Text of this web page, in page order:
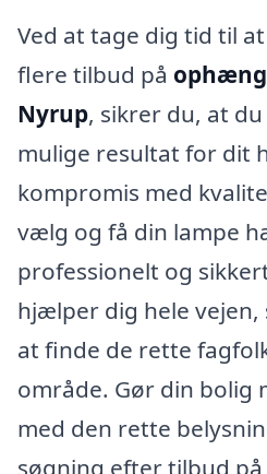
Ved at tage dig tid til
flere tilbud på
Nyrup, sikrer du, at
mulige resultat for dit
kompromis med
vælg og få din lampe
professionelt og
hjælper dig hele vejen,
at finde de rette
område. Gør din bolig
med den rette
søgning efter tilbud